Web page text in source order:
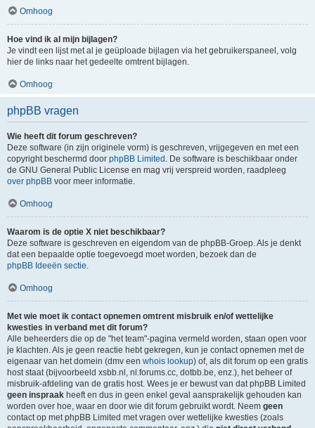
Omhoog
Hoe vind ik al mijn bijlagen?
Je vindt een lijst met al je geüploade bijlagen via het gebruikerspaneel, volg
hier de links naar het gedeelte omtrent bijlagen.
Omhoog
phpBB vragen
Wie heeft dit forum geschreven?
Deze software (in zijn originele vorm) is geschreven, vrijgegeven en met een
copyright beschermd door phpBB Limited . De software is beschikbaar onder
de GNU General Public License en mag vrij verspreid worden, raadpleeg
over phpBB voor meer informatie.
Omhoog
Waarom is de optie X niet beschikbaar?
Deze software is geschreven en eigendom van de phpBB-Groep. Als je denkt
dat een bepaalde optie toegevoegd moet worden, bezoek dan de
phpBB Ideeën sectie.
Omhoog
Met wie moet ik contact opnemen omtrent misbruik en/of wettelijke
kwesties in verband met dit forum?
Alle beheerders die op de "het team"-pagina vermeld worden, staan open voor
je klachten. Als je geen reactie hebt gekregen, kun je contact opnemen met de
eigenaar van het domein (dmv een whois lookup) of, als dit forum op een gratis
host staat (bijvoorbeeld xsbb.nl, nl.forums.cc, dotbb.be, enz.), het beheer of
misbruik-afdeling van de gratis host. Wees je er bewust van dat phpBB Limited
geen inspraak heeft en dus in geen enkel geval aansprakelijk gehouden kan
worden over hoe, waar en door wie dit forum gebruikt wordt. Neem geen
contact op met phpBB Limited met vragen over wettelijke kwesties (zoals